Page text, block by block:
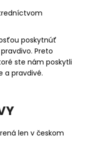
poskytnúť
Preto
ste nám poskytli
a pravdivé.
len v českom